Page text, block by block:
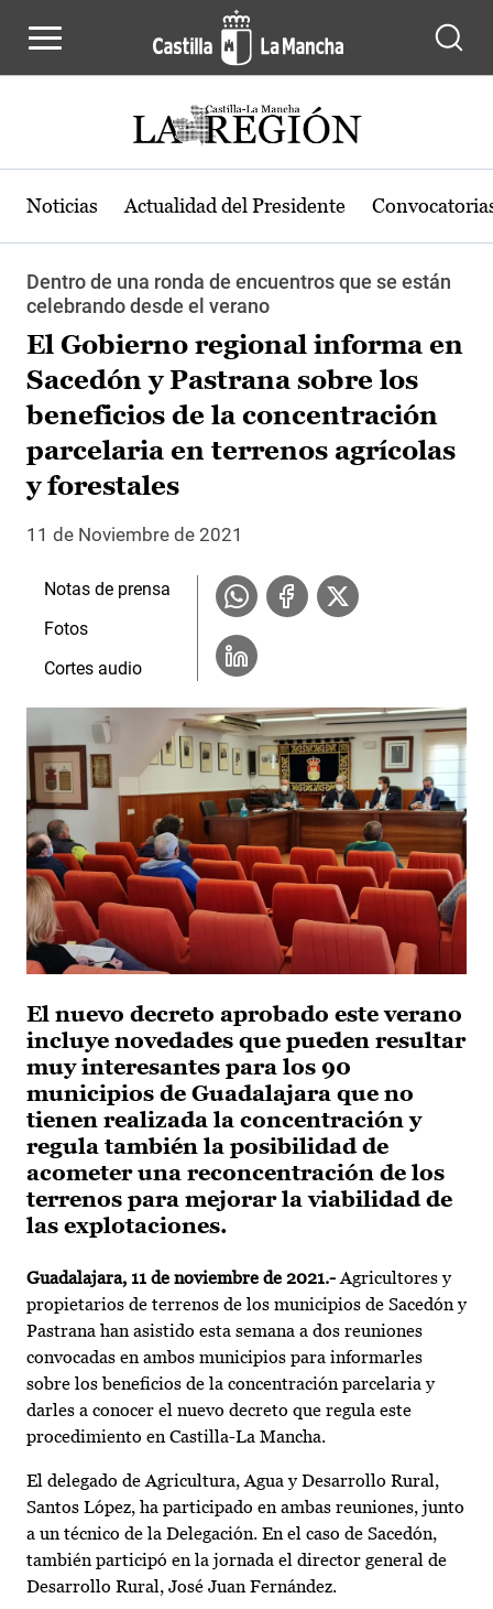
Noticias Actualidad del Presidente
Dentro de una ronda de encuentros que se están
celebrando desde el verano
El Gobierno regional informa en
Sacedón y Pastrana sobre los
beneficios de la concentración
parcelaria en terrenos agrícolas
y forestales
11 de Noviembre de 2021
El nuevo decreto aprobado este verano
incluye novedades que pueden resultar
muy interesantes para los 90
municipios de Guadalajara que no
tienen realizada la concentración y
regula también la posibilidad de
acometer una reconcentración de los
terrenos para mejorar la viabilidad de
las explotaciones.
Guadalajara, 11 de noviembre de 2021.-Agricultores y
propietarios de terrenos de los municipios de Sacedón y
Pastrana han asistido esta semana a dos reuniones
convocadas en ambos municipios para informarles
sobre los beneficios de la concentración parcelaria y
darles a conocer el nuevo decreto que regula este
procedimiento en Castilla-La Mancha.
El delegado de Agricultura, Agua y Desarrollo Rural,
Santos López, ha participado en ambas reuniones, junto
a un técnico de la Delegación. En el caso de Sacedón,
también participó en la jornada el director general de
Desarrollo Rural, José Juan Fernández.
Notas de prensa
Fotos
Cortes audio